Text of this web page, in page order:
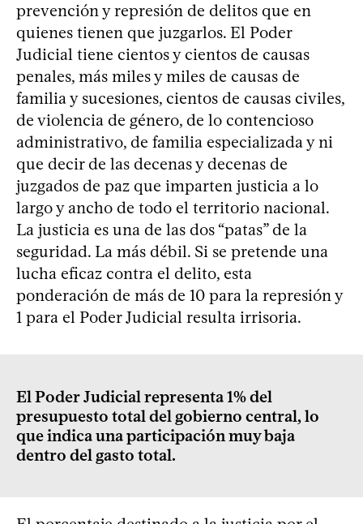
prevención y represión de delitos que en
quienes tienen que juzgarlos. El Poder
Judicial tiene cientos y cientos de causas
penales, más miles y miles de causas de
familia y sucesiones, cientos de causas civiles,
de violencia de género, de lo contencioso
administrativo, de familia especializada y ni
que decir de las decenas y decenas de
juzgados de paz que imparten justicia a lo
largo y ancho de todo el territorio nacional.
La justicia es una de las dos “patas” de la
seguridad. La más débil. Si se pretende una
lucha eficaz contra el delito, esta
ponderación de más de 10 para la represión y
1 para el Poder Judicial resulta irrisoria.
El Poder Judicial representa 1% del
presupuesto total del gobierno central, lo
que indica una participación muy baja
dentro del gasto total.